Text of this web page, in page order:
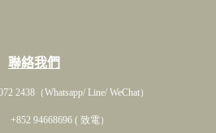
聯絡我們
2438（Whatsapp/ Line/ WeChat）
( 致電）